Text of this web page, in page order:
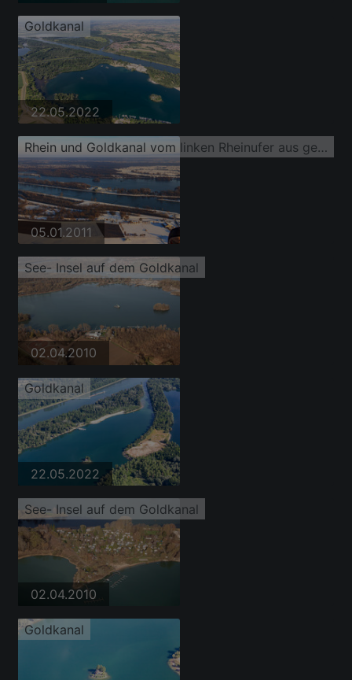
Goldkanal
22.05.2022
Rhein und Goldkanal vom linken Rheinufer aus gesehen
05.01.2011
See- Insel auf dem Goldkanal
02.04.2010
Goldkanal
22.05.2022
See- Insel auf dem Goldkanal
02.04.2010
Goldkanal